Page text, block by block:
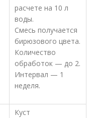
расчете на 10 л
воды.
Смесь получается
бирюзового цвета.
Количество
обработок — до 2.
Интервал — 1
неделя.
Куст